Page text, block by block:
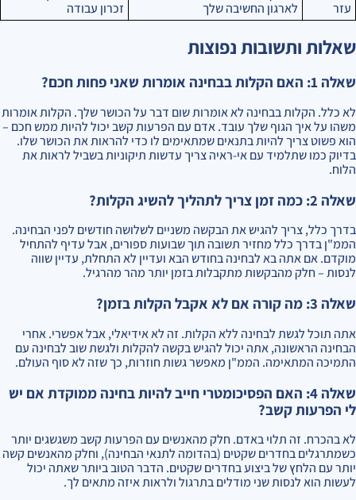
עזר
לארגון החשיבה שלך
זכרון עבודה
שאלות ותשובות נפוצות
שאלה 1: האם הקלות בבחינה אומרות שאני פחות חכם?
לא כלל. הקלות בבחינה לא אומרות שום דבר על הכושר שלך. הקלות אומרות
משהו על איך הגוף שלך עובד. אדם עם הפרעות קשב יכול להיות ממש חכם –
הוא פשוט צריך להיות בתנאים שמתאימים לו כדי להראות את הכושר שלו.
בדיוק כמו שתלמיד עם אי-ראיה צריך עדשות תיקוניות בשביל לראות את
הלוח.
שאלה 2: כמה זמן צריך לתהליך להשיג הקלות?
בדרך כלל, צריך להגיש את הבקשה משניים לשלושה חודשים לפני הבחינה.
הממ"ן בדרך כלל מחזיר תשובה תוך שבועות ספורים, אבל עדיף להתחיל
מוקדם. אם אתה בא לבחינה בחודש הבא ועדיין לא התחלת, עדיין שווה
לנסות – חלק מהבקשות מתקבלות בזמן יותר מהר מהרגיל.
שאלה 3: מה קורה אם לא אקבל הקלות בזמן?
אתה תוכל לגשת לבחינה ללא הקלות. זה לא אידיאלי, אבל אפשרי. אחרי
הבחינה הראשונה, אתה יכול להגיש בקשה להקלות ולגשת שוב לבחינה עם
התמיכה המתאימה. הממ"ן מאפשר גשות חוזרות, כך שזה לא סוף העולם.
שאלה 4: האם הפסיכומטרי חייב להיות בחינה ממוקדת אם יש
לי הפרעות קשב?
לא בהכרח. זה תלוי באדם. חלק מהאנשים עם הפרעות קשב משגשגים יותר
כשמתרגלים בחדרים שקטים (בהדומה לתנאי הבחינה), וחלק מהאנשים קשה
יותר עם הלחץ של ביצוע בחדרים שקטים. הדבר הטוב ביותר שאתה יכול
לעשות הוא לנסות שני מודלים בתרגול ולראות איזה מתאים לך.